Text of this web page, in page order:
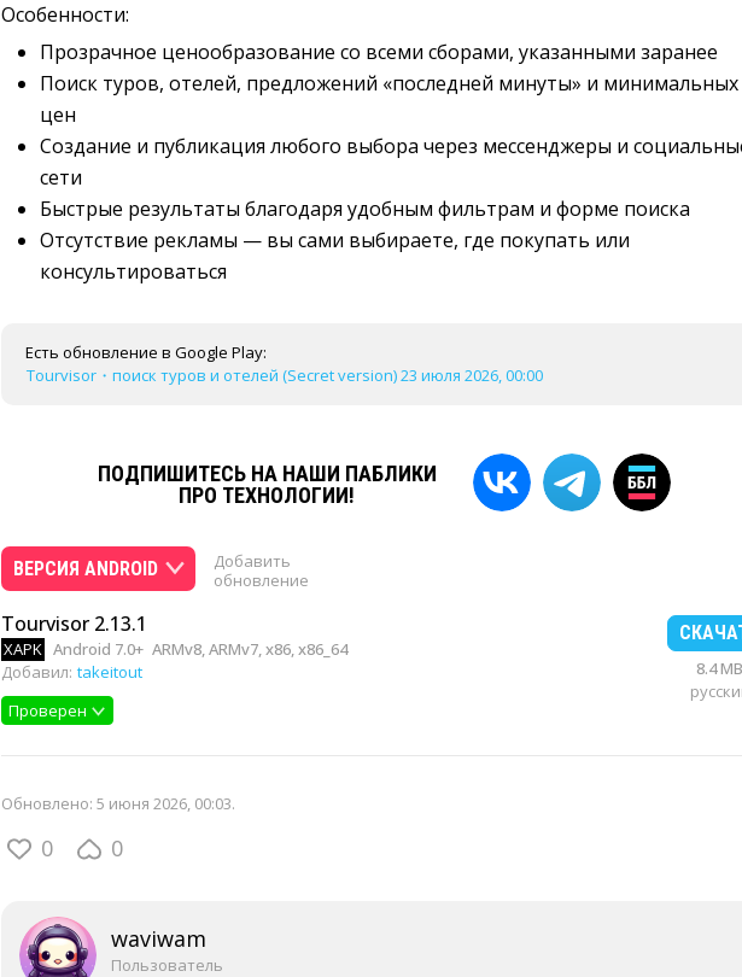
Особенности:
Прозрачное ценообразование со всеми сборами, указанными заранее
Поиск туров, отелей, предложений «последней минуты» и минимальных
цен
Создание и публикация любого выбора через мессенджеры и
сети
Быстрые результаты благодаря удобным фильтрам и форме поиска
Отсутствие рекламы — вы сами выбираете, где покупать или
консультироваться
Есть обновление в Google Play:
Tourvisor・поиск туров и отелей (Secret version) 23 июля 2026, 00:00
ПОДПИШИТЕСЬ НА НАШИ ПАБЛИКИ
ПРО ТЕХНОЛОГИИ!
ВЕРСИЯ ANDROID
Добавить
обновление
Tourvisor 2.13.1
XAPK Android 7.0+ ARMv8, ARMv7, x86, x86_64
Добавил: takeitout
Проверен
8.4 MB
Обновлено: 5 июня 2026, 00:03.
0 0
waviwam
Пользователь